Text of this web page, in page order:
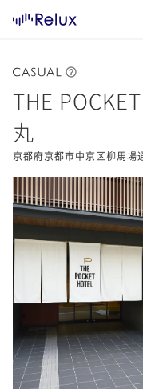
THE
丸
京都府京都市中京区柳馬